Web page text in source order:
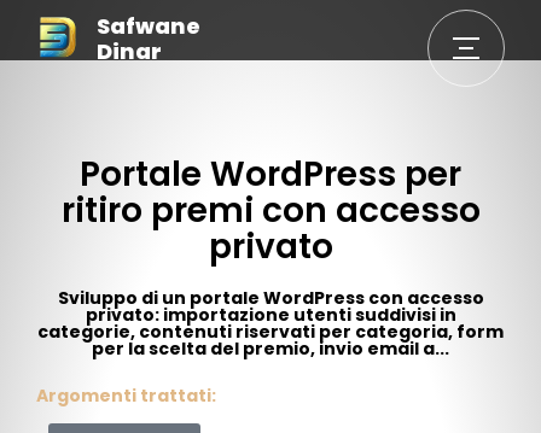
Safwane
Dinar
Portale WordPress per
ritiro premi con accesso
privato
Sviluppo di un portale WordPress con accesso
privato: importazione utenti suddivisi in
categorie, contenuti riservati per categoria, form
per la scelta del premio, invio email a...
Argomenti trattati: